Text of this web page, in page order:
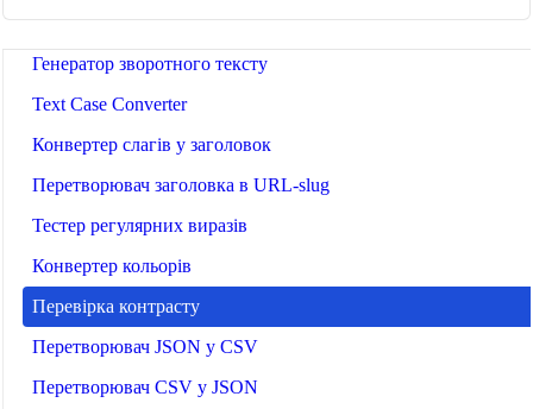
Конвертер чисел в слова
Генератор зворотного тексту
Text Case Converter
Конвертер слагів у заголовок
Перетворювач заголовка в URL-slug
Тестер регулярних виразів
Конвертер кольорів
Перевірка контрасту
Перетворювач JSON у CSV
Перетворювач CSV у JSON